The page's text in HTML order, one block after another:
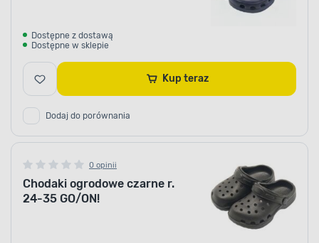
Dostępne z dostawą
Dostępne w sklepie
Kup teraz
Dodaj do porównania
0 opinii
Chodaki ogrodowe czarne r.
24-35 GO/ON!